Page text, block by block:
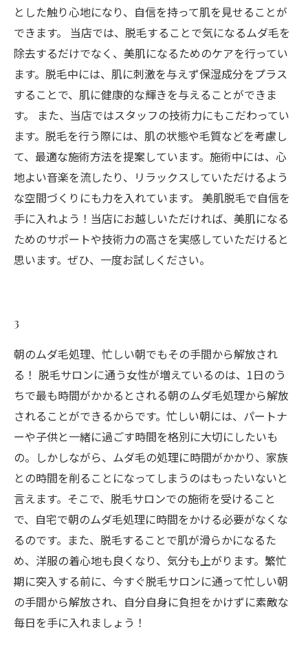
とした触り心地になり、自信を持って肌を見せることが
できます。 当店では、脱毛することで気になるムダ毛を
除去するだけでなく、美肌になるためのケアを行ってい
ます。脱毛中には、肌に刺激を与えず保湿成分をプラス
することで、肌に健康的な輝きを与えることができま
す。 また、当店ではスタッフの技術力にもこだわってい
ます。脱毛を行う際には、肌の状態や毛質などを考慮し
て、最適な施術方法を提案しています。施術中には、心
地よい音楽を流したり、リラックスしていただけるよう
な空間づくりにも力を入れています。 美肌脱毛で自信を
手に入れよう！当店にお越しいただければ、美肌になる
ためのサポートや技術力の高さを実感していただけると
思います。ぜひ、一度お試しください。
3
朝のムダ毛処理、忙しい朝でもその手間から解放され
る！ 脱毛サロンに通う女性が増えているのは、1日のう
ちで最も時間がかかるとされる朝のムダ毛処理から解放
されることができるからです。忙しい朝には、パートナ
ーや子供と一緒に過ごす時間を格別に大切にしたいも
の。しかしながら、ムダ毛の処理に時間がかかり、家族
との時間を削ることになってしまうのはもったいないと
言えます。そこで、脱毛サロンでの施術を受けること
で、自宅で朝のムダ毛処理に時間をかける必要がなくな
るのです。また、脱毛することで肌が滑らかになるた
め、洋服の着心地も良くなり、気分も上がります。繁忙
期に突入する前に、今すぐ脱毛サロンに通って忙しい朝
の手間から解放され、自分自身に負担をかけずに素敵な
毎日を手に入れましょう！